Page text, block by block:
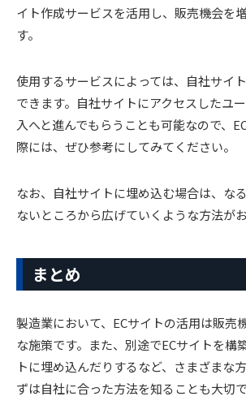
イト作成サービスを活用し、販売機会を
す。
使用するサービスによっては、自社サイ
できます。自社サイトにアクセスしたユ
入へと進んでもらうことも可能なので、
際には、ぜひ参考にしてみてください。
なお、自社サイトに埋め込む場合は、な
ないところから広げていくような方法が
まとめ
製造業において、ECサイトの活用は販売
な施策です。また、別途でECサイトを構
トに埋め込んだりするなど、さまざまな
ずは自社に合った方法を知ることも大切で